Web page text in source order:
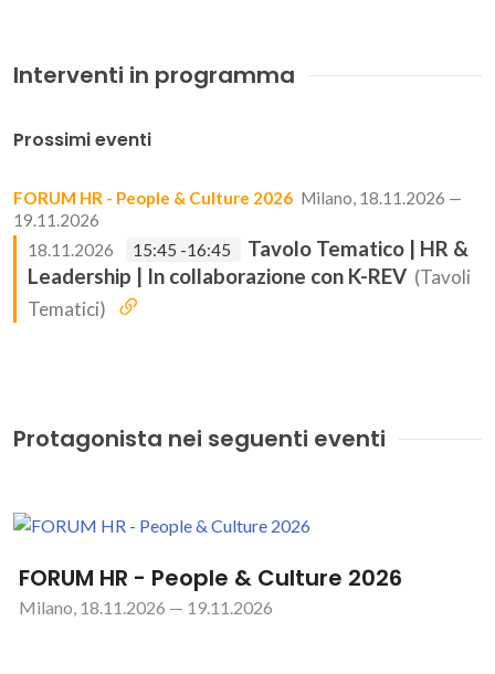
Interventi in programma
Prossimi eventi
FORUM HR - People & Culture 2026 Milano, 18.11.2026 —
19.11.2026
18.11.2026
15:45 -16:45
Tavolo Tematico | HR &
Leadership | In collaborazione con K-REV (Tavoli
Tematici)
Protagonista nei seguenti eventi
FORUM HR - People & Culture 2026
Milano, 18.11.2026 — 19.11.2026